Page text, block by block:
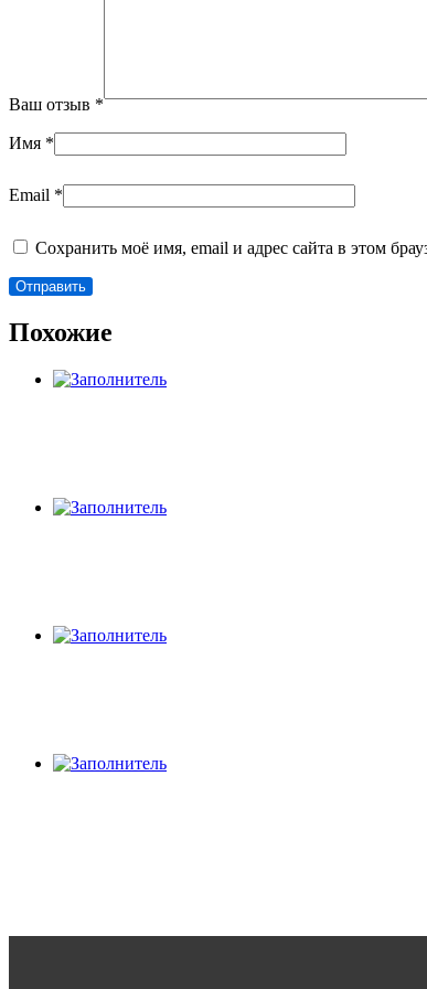
Ваш отзыв *
Имя *
Email *
Сохранить моё имя, email и адрес сайта в этом
Похожие